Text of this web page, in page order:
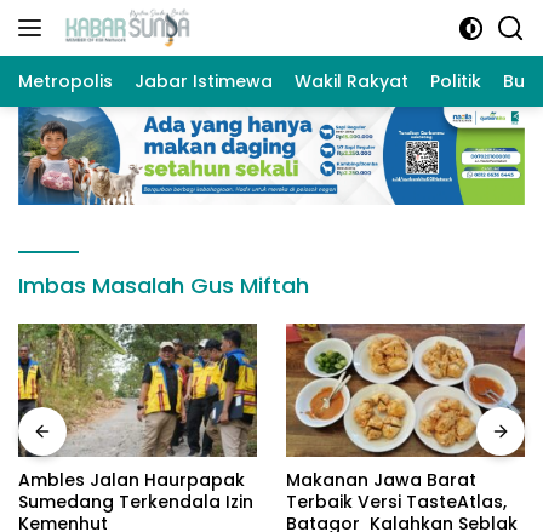
Langsung
Metropolis Jabar Istimewa Wakil Rakyat Politik
Imbas Masalah Gus Miftah
Ambles Jalan Haurpapak
Sumedang Terkendala Izin
Kemenhut
Makanan Jawa Barat
Terbaik Versi TasteAtlas,
Batagor Kalahkan Seblak